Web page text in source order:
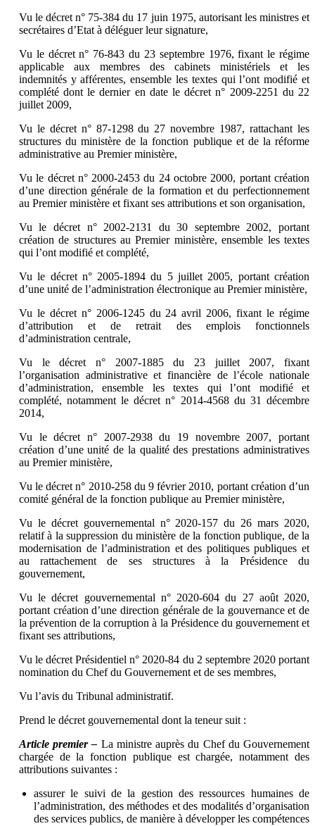
Vu le décret n° 75-384 du 17 juin 1975, autorisant les ministres et
secrétaires d’Etat à déléguer leur signature,
Vu le décret n° 76-843 du 23 septembre 1976, fixant le régime
applicable aux membres des cabinets ministériels et les
indemnités y afférentes, ensemble les textes qui l’ont modifié et
complété dont le dernier en date le décret n° 2009-2251 du 22
juillet 2009,
Vu le décret n° 87-1298 du 27 novembre 1987, rattachant les
structures du ministère de la fonction publique et de la réforme
administrative au Premier ministère,
Vu le décret n° 2000-2453 du 24 octobre 2000, portant création
d’une direction générale de la formation et du perfectionnement
au Premier ministère et fixant ses attributions et son organisation,
Vu le décret n° 2002-2131 du 30 septembre 2002, portant
création de structures au Premier ministère, ensemble les textes
qui l’ont modifié et complété,
Vu le décret n° 2005-1894 du 5 juillet 2005, portant création
d’une unité de l’administration électronique au Premier ministère,
Vu le décret n° 2006-1245 du 24 avril 2006, fixant le régime
d’attribution et de retrait des emplois fonctionnels
d’administration centrale,
Vu le décret n° 2007-1885 du 23 juillet 2007, fixant
l’organisation administrative et financière de l’école nationale
d’administration, ensemble les textes qui l’ont modifié et
complété, notamment le décret n° 2014-4568 du 31 décembre
2014,
Vu le décret n° 2007-2938 du 19 novembre 2007, portant
création d’une unité de la qualité des prestations administratives
au Premier ministère,
Vu le décret n° 2010-258 du 9 février 2010, portant création d’un
comité général de la fonction publique au Premier ministère,
Vu le décret gouvernemental n° 2020-157 du 26 mars 2020,
relatif à la suppression du ministère de la fonction publique, de la
modernisation de l’administration et des politiques publiques et
au rattachement de ses structures à la Présidence du
gouvernement,
Vu le décret gouvernemental n° 2020-604 du 27 août 2020,
portant création d’une direction générale de la gouvernance et de
la prévention de la corruption à la Présidence du gouvernement et
fixant ses attributions,
Vu le décret Présidentiel n° 2020-84 du 2 septembre 2020 portant
nomination du Chef du Gouvernement et de ses membres,
Vu l’avis du Tribunal administratif.
Prend le décret gouvernemental dont la teneur suit :
Article premier – La ministre auprès du Chef du Gouvernement
chargée de la fonction publique est chargée, notamment des
attributions suivantes :
assurer le suivi de la gestion des ressources humaines de
l’administration, des méthodes et des modalités d’organisation
des services publics, de manière à développer les compétences